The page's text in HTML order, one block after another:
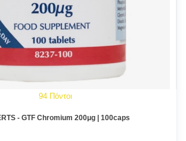
94 Πόντοι
- GTF Chromium 200μg | 100caps